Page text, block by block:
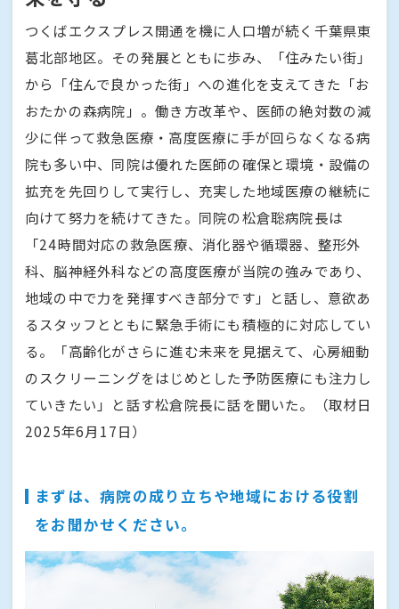
つくばエクスプレス開通を機に人口増が続く千葉県東
葛北部地区。その発展とともに歩み、「住みたい街」
から「住んで良かった街」への進化を支えてきた「お
おたかの森病院」。働き方改革や、医師の絶対数の減
少に伴って救急医療・高度医療に手が回らなくなる病
院も多い中、同院は優れた医師の確保と環境・設備の
拡充を先回りして実行し、充実した地域医療の継続に
向けて努力を続けてきた。同院の松倉聡病院長は
「24時間対応の救急医療、消化器や循環器、整形外
科、脳神経外科などの高度医療が当院の強みであり、
地域の中で力を発揮すべき部分です」と話し、意欲あ
るスタッフとともに緊急手術にも積極的に対応してい
る。「高齢化がさらに進む未来を見据えて、心房細動
のスクリーニングをはじめとした予防医療にも注力し
ていきたい」と話す松倉院長に話を聞いた。（取材日
2025年6月17日）
まずは、病院の成り立ちや地域における役割
をお聞かせください。